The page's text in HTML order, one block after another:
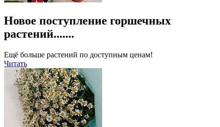
Новое поступление горшечных
растений.......
Ещё больше растений по доступным ценам!
Читать